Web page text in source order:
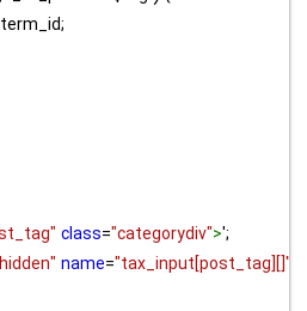
class="categorydiv">';
name="tax_input[post_tag][]"